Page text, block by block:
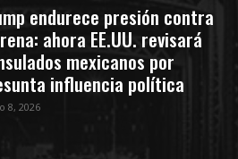
endurece presión contra
ahora EE.UU. revisará
mexicanos por
influencia política
8, 2026